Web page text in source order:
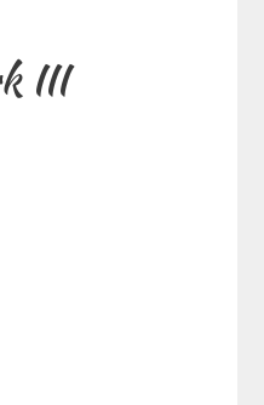
III